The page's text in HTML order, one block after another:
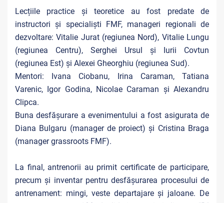
Lecțiile practice și teoretice au fost predate de
instructori și specialiști FMF, manageri regionali de
dezvoltare: Vitalie Jurat (regiunea Nord), Vitalie Lungu
(regiunea Centru), Serghei Ursul și Iurii Covtun
(regiunea Est) și Alexei Gheorghiu (regiunea Sud).
Mentori: Ivana Ciobanu, Irina Caraman, Tatiana
Varenic, Igor Godina, Nicolae Caraman și Alexandru
Clipca.
Buna desfășurare a evenimentului a fost asigurata de
Diana Bulgaru (manager de proiect) și Cristina Braga
(manager grassroots FMF).
La final, antrenorii au primit certificate de participare,
precum și inventar pentru desfășurarea procesului de
antrenament: mingi, veste departajare și jaloane. De